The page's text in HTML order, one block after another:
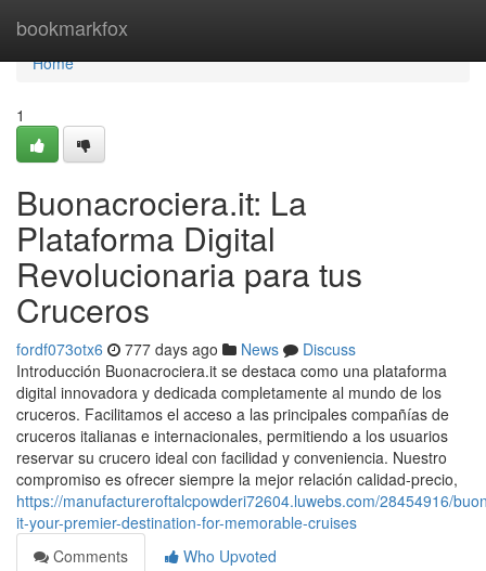
bookmarkfox
Home
Home
1
Buonacrociera.it: La
Plataforma Digital
Revolucionaria para tus
Cruceros
fordf073otx6 777 days ago News
Discuss
Introducción Buonacrociera.it se destaca como una plataforma
digital innovadora y dedicada completamente al mundo de los
cruceros. Facilitamos el acceso a las principales compañías de
cruceros italianas e internacionales, permitiendo a los usuarios
reservar su crucero ideal con facilidad y conveniencia. Nuestro
compromiso es ofrecer siempre la mejor relación calidad-precio,
https://manufactureroftalcpowderi72604.luwebs.com/28454916/
it-your-premier-destination-for-memorable-cruises
Comments
Who Upvoted